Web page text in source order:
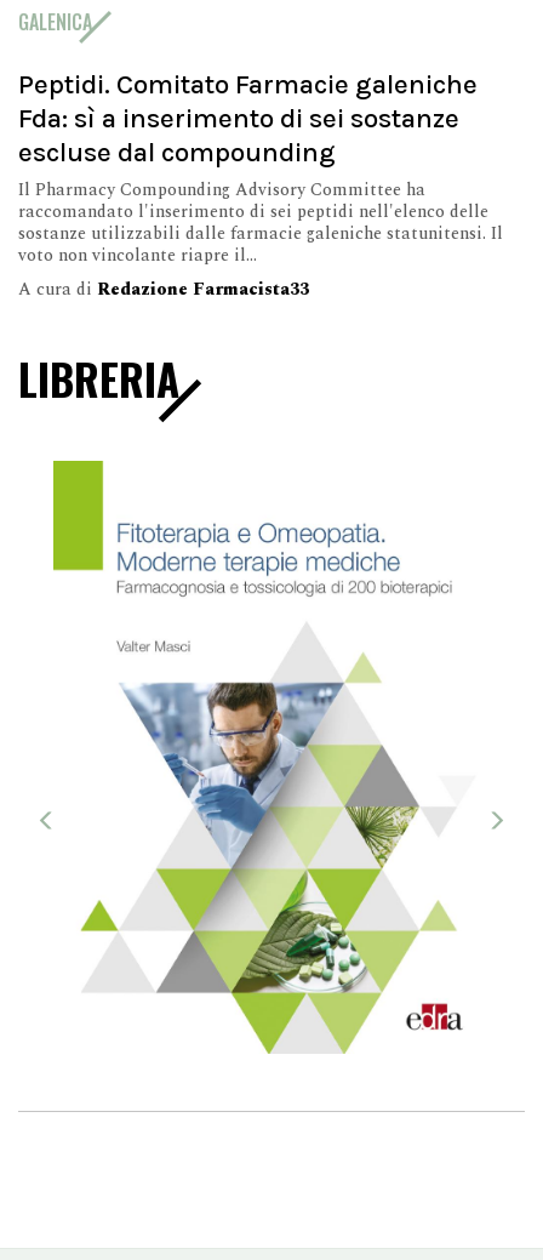
GALENICA
Peptidi. Comitato Farmacie galeniche
Fda: sì a inserimento di sei sostanze
escluse dal compounding
Il Pharmacy Compounding Advisory Committee ha
raccomandato l'inserimento di sei peptidi nell'elenco delle
sostanze utilizzabili dalle farmacie galeniche statunitensi. Il
voto non vincolante riapre il...
A cura di Redazione Farmacista33
LIBRERIA